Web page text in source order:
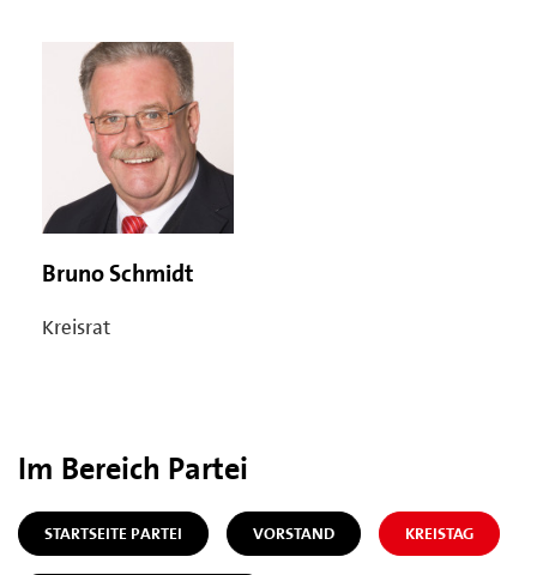
Bruno Schmidt
Kreisrat
Im Bereich Partei
STARTSEITE PARTEI VORSTAND KREISTAG